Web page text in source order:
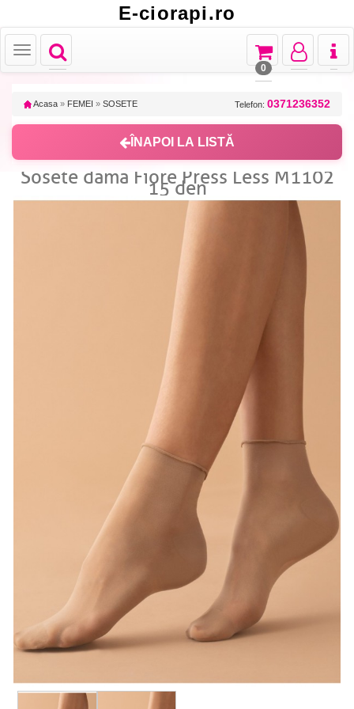
E-ciorapi.ro
Toggle
navigation
Toggle
Toggle
navigation
Toggle
navigation
Toggle
navigation
0
Acasa » FEMEI » SOSETE Telefon: 0371236352
ÎNAPOI LA LISTĂ
Sosete dama Fiore Press Less M1102
15 den